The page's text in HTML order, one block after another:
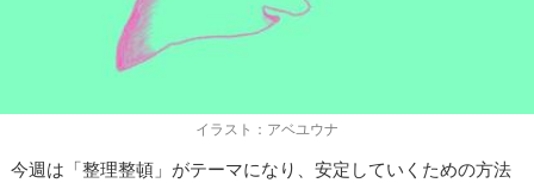
イラスト：アベユウナ
今週は「整理整頓」がテーマになり、安定していくための方法